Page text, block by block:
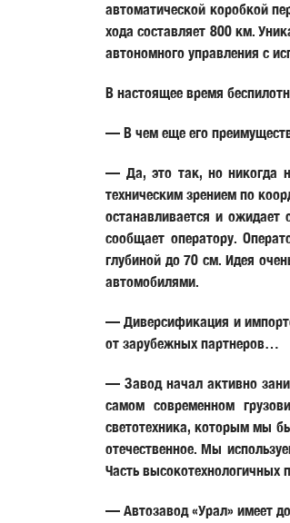
автоматической коробкой
хода составляет 800 км.
автономного управления с
В настоящее время
— В чем еще его
— Да, это так, но никогда
техническим зрением по
останавливается и ожидает
сообщает оператору.
глубиной до 70 см. Идея
автомобилями.
— Диверсификация и
от зарубежных партнеров…
— Завод начал активно
самом современном
светотехника, которым мы
отечественное. Мы
Часть высокотехнологичных
— Автозавод «Урал» имеет